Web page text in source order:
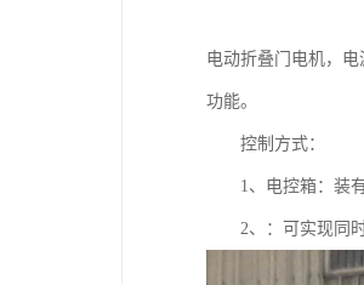
电动折叠门电机，
功能。
控制方式：
1、电控箱：装有
2、：可实现同时